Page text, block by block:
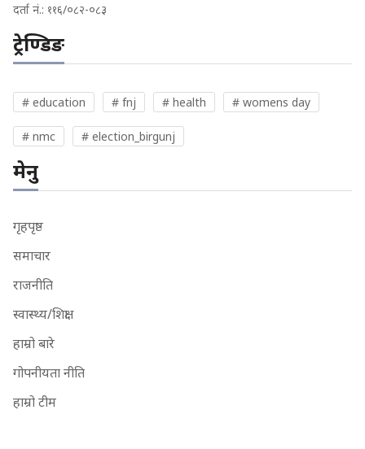
दर्ता नं.: ११६/०८२-०८३
ट्रेण्डिङ
# education # fnj # health # womens day
# nmc # election_birgunj
मेनु
गृहपृष्ठ
समाचार
राजनीति
स्वास्थ्य/शिक्षा
हाम्रो बारे
गोपनीयता नीति
हाम्रो टीम